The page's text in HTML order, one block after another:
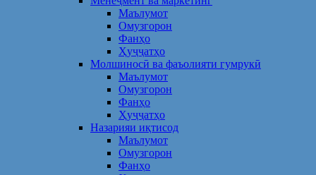
Маълумот
Омузгорон
Фанҳо
Ҳуҷҷатҳо
Молшиносӣ ва фаъолияти гумрукӣ
Маълумот
Омузгорон
Фанҳо
Ҳуҷҷатҳо
Назарияи иқтисод
Маълумот
Омузгорон
Фанҳо